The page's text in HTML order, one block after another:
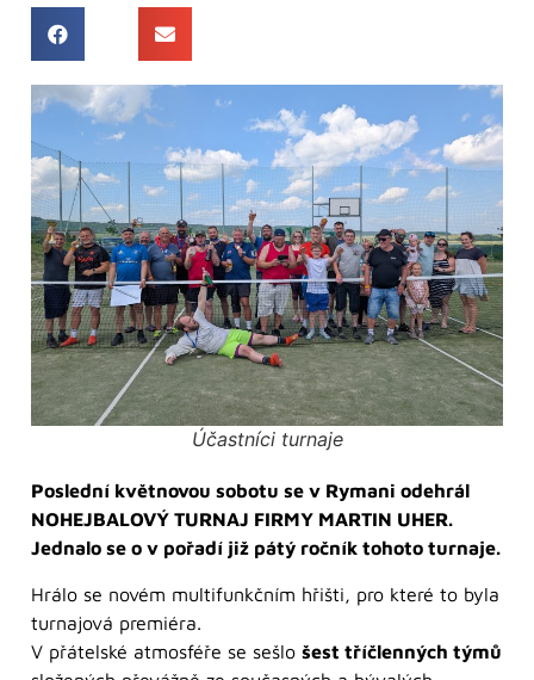
Účastníci turnaje
Poslední květnovou sobotu se v Rymani odehrál
NOHEJBALOVÝ TURNAJ FIRMY MARTIN UHER.
Jednalo se o v pořadí již pátý ročník tohoto turnaje.
Hrálo se novém multifunkčním hřišti, pro které to byla
turnajová premiéra.
V přátelské atmosféře se sešlo šest tříčlenných týmů